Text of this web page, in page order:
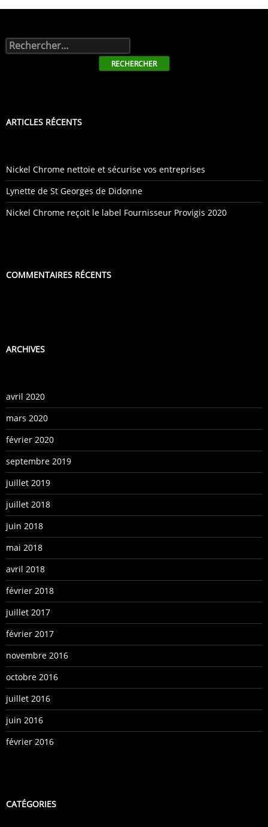
Rechercher :
ARTICLES RÉCENTS
Nickel Chrome nettoie et sécurise vos entreprises
Lynette de St Georges de Didonne
Nickel Chrome reçoit le label Fournisseur Provigis 2020
COMMENTAIRES RÉCENTS
ARCHIVES
avril 2020
mars 2020
février 2020
septembre 2019
juillet 2019
juillet 2018
juin 2018
mai 2018
avril 2018
février 2018
juillet 2017
février 2017
novembre 2016
octobre 2016
juillet 2016
juin 2016
février 2016
CATÉGORIES